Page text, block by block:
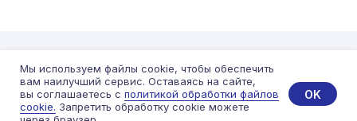
Мы используем файлы cookie, чтобы обеспечить
вам наилучший сервис. Оставаясь на сайте,
вы соглашаетесь с политикой обработки файлов
cookie. Запретить обработку cookie можете
OK